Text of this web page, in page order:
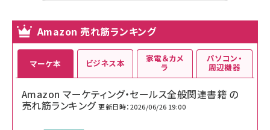
Amazon 売れ筋ランキング
マーケ本
Amazon マーケティング・セールス全般関連書籍 の
売れ筋ランキング 更新日時：2026/06/26 19:00
ビジネス本 家電＆カメ
ラ
パソコン・
周辺機器